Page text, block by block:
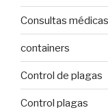
Consultas
containers
Control de plagas
Control plagas